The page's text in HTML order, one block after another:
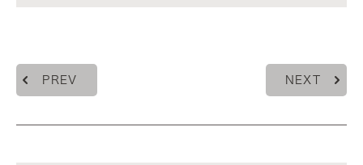
PREV NEXT